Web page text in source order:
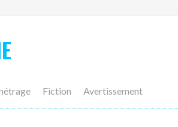
Fiction Avertissement